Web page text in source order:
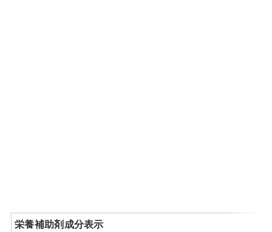
栄養補助剤成分表示